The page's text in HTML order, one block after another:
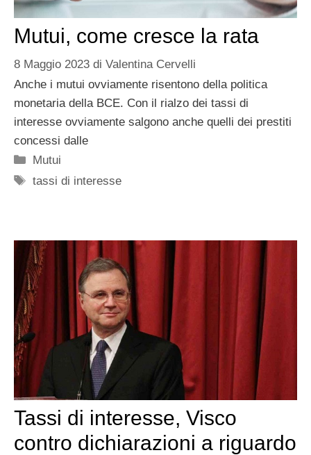
Mutui, come cresce la rata
8 Maggio 2023 di Valentina Cervelli
Anche i mutui ovviamente risentono della politica
monetaria della BCE. Con il rialzo dei tassi di
interesse ovviamente salgono anche quelli dei prestiti
concessi dalle
Categorie
Mutui
Tag
tassi di interesse
Tassi di interesse, Visco
contro dichiarazioni a riguardo